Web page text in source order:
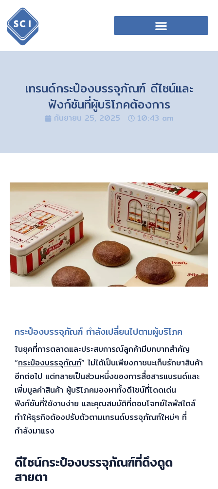
เทรนด์กระป๋องบรรจุภัณฑ์ ดีไซน์และ
ฟังก์ชันที่ผู้บริโภคต้องการ
กันยายน 25, 2025 10:43 am
กระป๋องบรรจุภัณฑ์ กำลังเปลี่ยนไปตามผู้บริโภค
ในยุคที่การตลาดและประสบการณ์ลูกค้ามีบทบาทสำคัญ
“กระป๋องบรรจุภัณฑ์” ไม่ได้เป็นเพียงภาชนะเก็บรักษาสินค้า
อีกต่อไป แต่กลายเป็นส่วนหนึ่งของการสื่อสารแบรนด์และ
เพิ่มมูลค่าสินค้า ผู้บริโภคมองหาทั้งดีไซน์ที่โดดเด่น
ฟังก์ชันที่ใช้งานง่าย และคุณสมบัติที่ตอบโจทย์ไลฟ์สไตล์
ทำให้ธุรกิจต้องปรับตัวตามเทรนด์บรรจุภัณฑ์ใหม่ๆ ที่
กำลังมาแรง
ดีไซน์กระป๋องบรรจุภัณฑ์ที่ดึงดูด
สายตา